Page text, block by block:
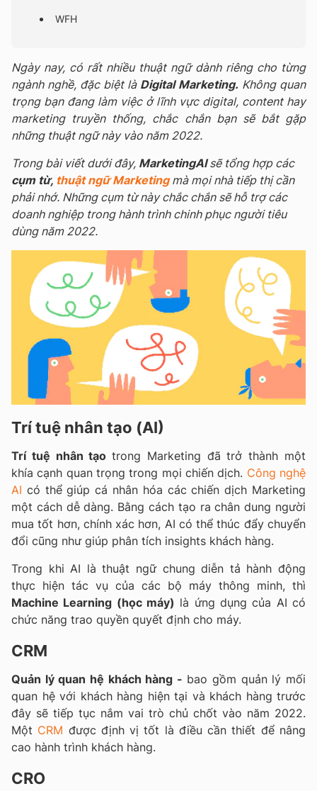
WFH
Ngày nay, có rất nhiều thuật ngữ dành riêng cho từng
ngành nghề, đặc biệt làDigital Marketing. Không quan
trọng bạn đang làm việc ở lĩnh vực digital, content hay
marketing truyền thống, chắc chắn bạn sẽ bắt gặp
những thuật ngữ này vào năm 2022.
Trong bài viết dưới đây, MarketingAIsẽ tổng hợp các
cụm từ, thuật ngữ Marketingmà mọi nhà tiếp thị cần
phải nhớ. Những cụm từ này chắc chắn sẽ hỗ trợ các
doanh nghiệp trong hành trình chinh phục người tiêu
dùng năm 2022.
Trí tuệ nhân tạo (AI)
Trí tuệ nhân tạotrong Marketing đã trở thành một
khía cạnh quan trọng trong mọi chiến dịch. Công nghệ
AI có thể giúp cá nhân hóa các chiến dịch Marketing
một cách dễ dàng. Bằng cách tạo ra chân dung người
mua tốt hơn, chính xác hơn, AI có thể thúc đẩy chuyển
đổi cũng như giúp phân tích insights khách hàng.
Trong khi AI là thuật ngữ chung diễn tả hành động
thực hiện tác vụ của các bộ máy thông minh, thì
Machine Learning (học máy) là ứng dụng của AI có
chức năng trao quyền quyết định cho máy.
CRM
Quản lý quan hệ khách hàng - bao gồm quản lý mối
quan hệ với khách hàng hiện tại và khách hàng trước
đây sẽ tiếp tục nắm vai trò chủ chốt vào năm 2022.
Một CRM được định vị tốt là điều cần thiết để nâng
cao hành trình khách hàng.
CRO